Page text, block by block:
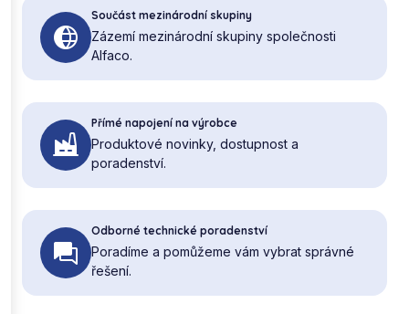
Součást mezinárodní skupiny
Zázemí mezinárodní skupiny společnosti
Alfaco.
Přímé napojení na výrobce
Produktové novinky, dostupnost a
poradenství.
Odborné technické poradenství
Poradíme a pomůžeme vám vybrat správné
řešení.